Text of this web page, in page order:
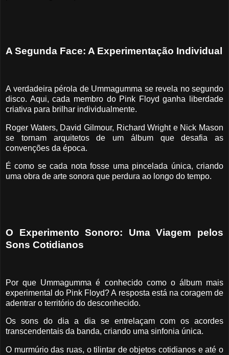
A Segunda Face: A Experimentação Individual
A verdadeira pérola de Ummagumma se revela no segundo
disco. Aqui, cada membro do Pink Floyd ganha liberdade
criativa para brilhar individualmente.
Roger Waters, David Gilmour, Richard Wright e Nick Mason
se tornam arquitetos de um álbum que desafia as
convenções da época.
É como se cada nota fosse uma pincelada única, criando
uma obra de arte sonora que perdura ao longo do tempo.
O Experimento Sonoro: Uma Viagem pelos
Sons Cotidianos
Por que Ummagumma é conhecido como o álbum mais
experimental do Pink Floyd? A resposta está na coragem de
adentrar o território do desconhecido.
Os sons do dia a dia se entrelaçam com os acordes
transcendentais da banda, criando uma sinfonia única.
O murmúrio das ruas, o tilintar de objetos cotidianos e até o